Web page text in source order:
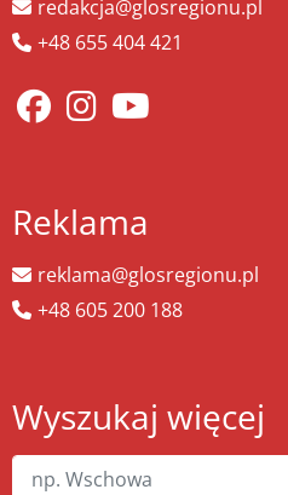
redakcja@glosregionu.pl
+48 655 404 421
Reklama
reklama@glosregionu.pl
+48 605 200 188
Wyszukaj więcej